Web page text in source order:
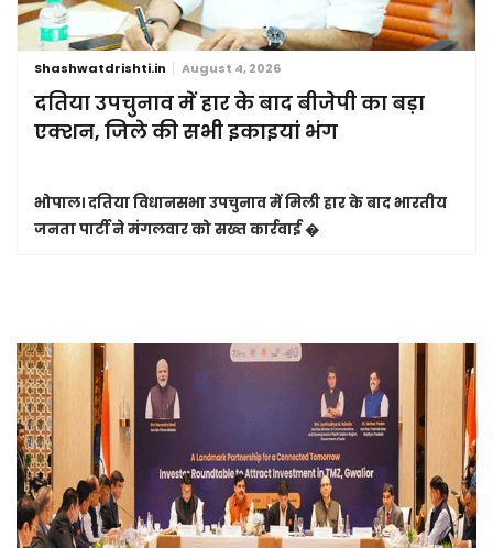
Shashwatdrishti.in August 4, 2026
दतिया उपचुनाव में हार के बाद बीजेपी का बड़ा
एक्शन, जिले की सभी इकाइयां भंग
भोपाल।दतिया विधानसभा उपचुनाव में मिली हार के बाद भारतीय
जनता पार्टी ने मंगलवार को सख्त कार्रवाई �